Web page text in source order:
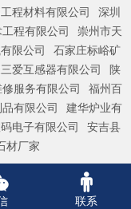
程材料有限公司
深圳
程有限公司
崇州市天
限公司
石家庄标峪矿
爱互感器有限公司
陕
修服务有限公司
福州百
有限公司
建华炉业有
电子有限公司
安吉县
材厂家
联系